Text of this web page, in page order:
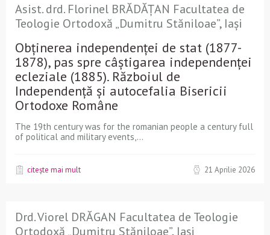
Asist. drd. Florinel BRĂDĂȚAN Facultatea de
Teologie Ortodoxă „Dumitru Stăniloae”, Iași
Obținerea independenței de stat (1877-
1878), pas spre câștigarea independenței
ecleziale (1885). Războiul de
Independență și autocefalia Bisericii
Ortodoxe Române
The 19th century was for the romanian people a century full
of political and military events,...
citește mai mult 21 Aprilie 2026
Drd. Viorel DRĂGAN Facultatea de Teologie
Ortodoxă „Dumitru Stăniloae”, Iași